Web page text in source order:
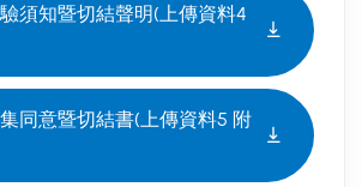
須知暨切結聲明(上傳資料4
同意暨切結書(上傳資料5 附